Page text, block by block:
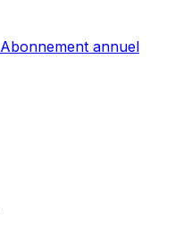
Abonnement annuel